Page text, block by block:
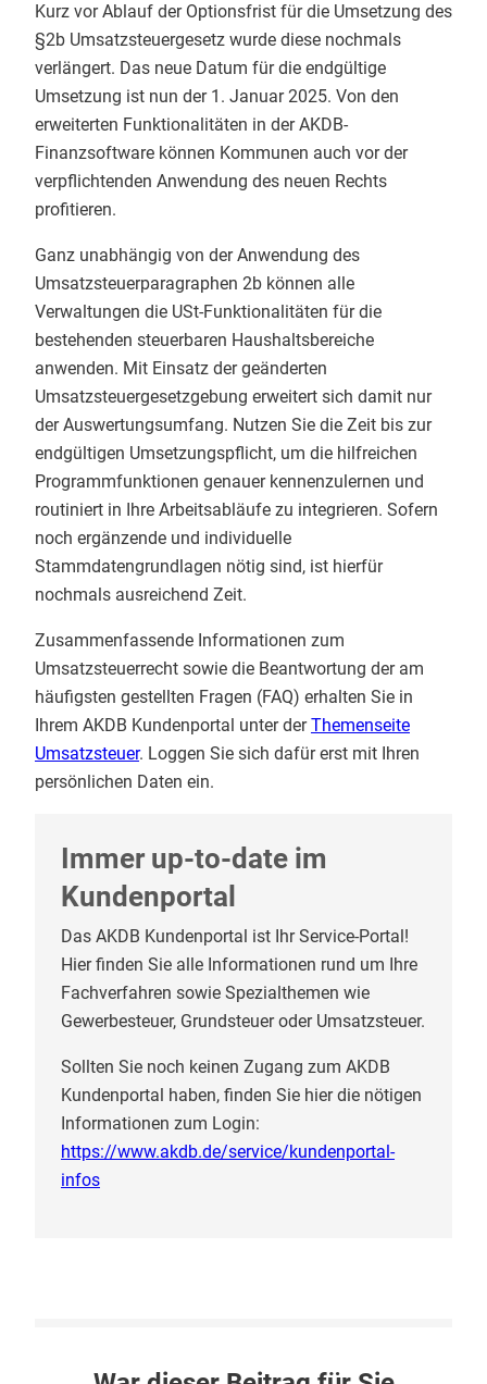
Kurz vor Ablauf der Optionsfrist für die Umsetzung des
§2b Umsatzsteuergesetz wurde diese nochmals
verlängert. Das neue Datum für die endgültige
Umsetzung ist nun der 1. Januar 2025. Von den
erweiterten Funktionalitäten in der AKDB-
Finanzsoftware können Kommunen auch vor der
verpflichtenden Anwendung des neuen Rechts
profitieren.
Ganz unabhängig von der Anwendung des
Umsatzsteuerparagraphen 2b können alle
Verwaltungen die USt-Funktionalitäten für die
bestehenden steuerbaren Haushaltsbereiche
anwenden. Mit Einsatz der geänderten
Umsatzsteuergesetzgebung erweitert sich damit nur
der Auswertungsumfang. Nutzen Sie die Zeit bis zur
endgültigen Umsetzungspflicht, um die hilfreichen
Programmfunktionen genauer kennenzulernen und
routiniert in Ihre Arbeitsabläufe zu integrieren. Sofern
noch ergänzende und individuelle
Stammdatengrundlagen nötig sind, ist hierfür
nochmals ausreichend Zeit.
Zusammenfassende Informationen zum
Umsatzsteuerrecht sowie die Beantwortung der am
häufigsten gestellten Fragen (FAQ) erhalten Sie in
Ihrem AKDB Kundenportal unter derThemenseite
Umsatzsteuer. Loggen Sie sich dafür erst mit Ihren
persönlichen Daten ein.
Immer up-to-date im
Kundenportal
Das AKDB Kundenportal ist Ihr Service-Portal!
Hier finden Sie alle Informationen rund um Ihre
Fachverfahren sowie Spezialthemen wie
Gewerbesteuer, Grundsteuer oder Umsatzsteuer.
Sollten Sie noch keinen Zugang zum AKDB
Kundenportal haben, finden Sie hier die nötigen
Informationen zum Login:
https://www.akdb.de/service/kundenportal-
infos